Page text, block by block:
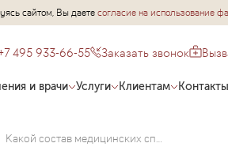
сайтом, Вы даетесогласие на использование
495 933-66-55 Заказать звонок
и врачи Услуги Клиентам Контакты
Какой состав медицинских специалистов работает в GEMC (Европейском Медицинском Центре)?